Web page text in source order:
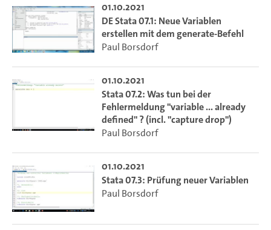
01.10.2021
DE Stata 07.1: Neue Variablen
erstellen mit dem generate-Befehl
Paul Borsdorf
01.10.2021
Stata 07.2: Was tun bei der
Fehlermeldung "variable ... already
defined" ? (incl. "capture drop")
Paul Borsdorf
01.10.2021
Stata 07.3: Prüfung neuer Variablen
Paul Borsdorf